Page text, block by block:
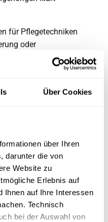
Über Cookies
über Ihren
darunter die von
Website zu
Erlebnis auf
Ihnen auf Ihre Interessen
Technisch
bei der Auswahl von
für Pflegetechniken
oder
erstellte sie einen
die Aufgaben
und dem
sie
dennoch die